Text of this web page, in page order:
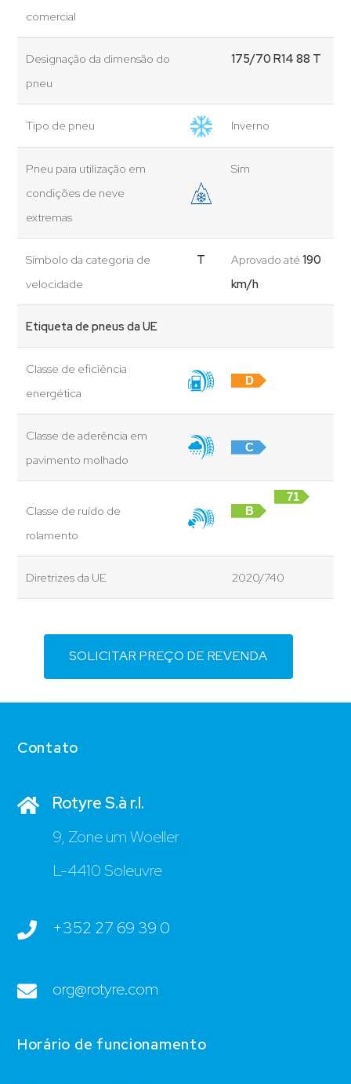
comercial
Designação da dimensão do
pneu
175/70 R14 88 T
Tipo de pneu Inverno
Pneu para utilização em
condições de neve
extremas
Sim
Símbolo da categoria de
velocidade
T Aprovado até 190
km/h
Etiqueta de pneus da UE
Classe de eficiência
energética
D
Classe de aderência em
pavimento molhado
C
Classe de ruído de
rolamento
B
71
Diretrizes da UE 2020/740
SOLICITAR PREÇO DE REVENDA
Contato
Rotyre S.à r.l.
9, Zone um Woeller
L-4410 Soleuvre
+352 27 69 39 0
org@rotyre.com
Horário de funcionamento